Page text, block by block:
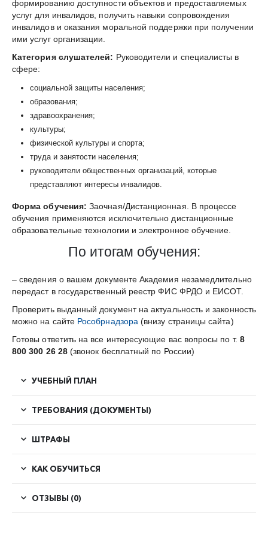
формированию доступности объектов и предоставляемых
услуг для инвалидов, получить навыки сопровождения
инвалидов и оказания моральной поддержки при получении
ими услуг организации.
Категория слушателей: Руководители и специалисты в
сфере:
социальной защиты населения;
образования;
здравоохранения;
культуры;
физической культуры и спорта;
труда и занятости населения;
руководители общественных организаций, которые
представляют интересы инвалидов.
Форма обучения: Заочная/Дистанционная. В процессе
обучения применяются исключительно дистанционные
образовательные технологии и электронное обучение.
По итогам обучения:
– сведения о вашем документе Академия незамедлительно
передаст в государственный реестр ФИС ФРДО и ЕИСОТ.
Проверить выданный документ на актуальность и законность
можно на сайте Рособрнадзора (внизу страницы сайта)
Готовы ответить на все интересующие вас вопросы по т. 8
800 300 26 28(звонок бесплатный по России)
УЧЕБНЫЙ ПЛАН
ТРЕБОВАНИЯ (ДОКУМЕНТЫ)
ШТРАФЫ
КАК ОБУЧИТЬСЯ
ОТЗЫВЫ (0)